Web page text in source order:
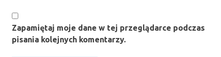
Zapamiętaj moje dane w tej przeglądarce podczas
pisania kolejnych komentarzy.